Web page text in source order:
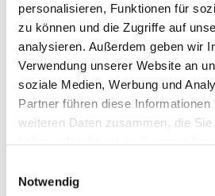
personalisieren, Funktionen für
zu können und die Zugriffe auf
analysieren. Außerdem geben wir
Verwendung unserer Website an
soziale Medien, Werbung und
Partner führen diese
weiteren Daten zusammen, die
haben oder die sie im Rahmen
Notwendig